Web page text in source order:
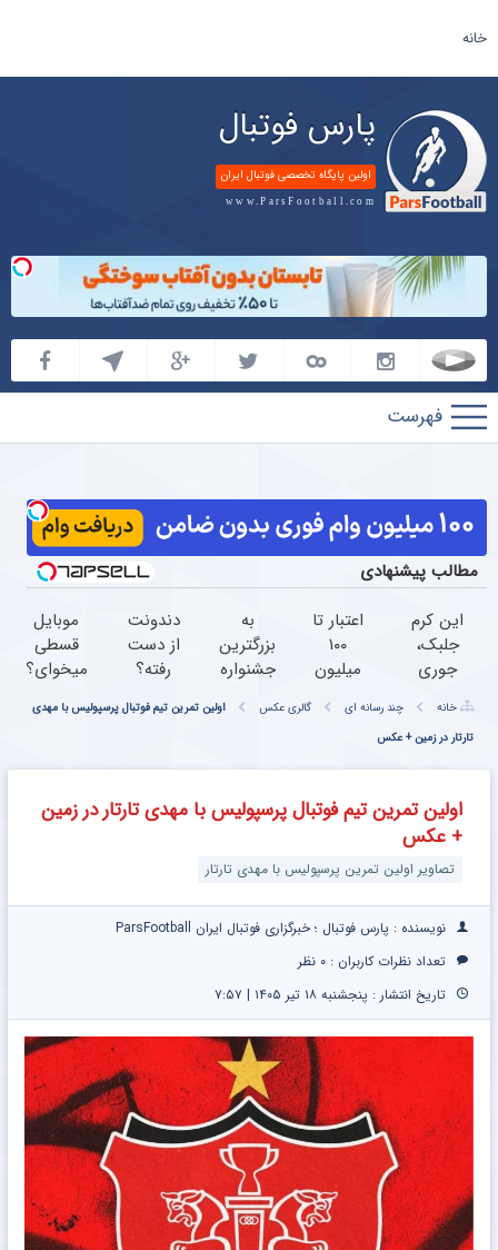
خانه
پارس فوتبال
اولین پایگاه تخصصی فوتبال ایران
www.ParsFootball.com
پارس
فوتبال
مطالب پیشنهادی
این کرم
جلبک،
جوری
صاف
میکنه
که انگار
کردی!
(تخفیف
ویژه)
اعتبار تا
۱۰۰
میلیون
همین
درخواست
به
بزرگترین
جشنواره
تهران
اومدید!
۲۵
دندونت
از دست
رفته؟
ایمپلنت
موبایل
قسطی
میخوای؟
خانه چند رسانه ای گالری عکس
اولین تمرین تیم فوتبال پرسپولیس با مهدی
تارتار در زمین + عکس
اولین تمرین تیم فوتبال پرسپولیس با مهدی تارتار در زمین
+ عکس
تصاویر اولین تمرین پرسپولیس با مهدی تارتار
نویسنده : پارس فوتبال ؛ خبرگزاری فوتبال ایران ParsFootball
تعداد نظرات کاربران : ۰ نظر
تاریخ انتشار : پنجشنبه ۱۸ تیر ۱۴۰۵ | ۷:۵۷